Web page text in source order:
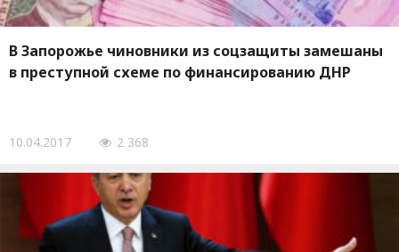
В Запорожье чиновники из соцзащиты замешаны
в преступной схеме по финансированию ДНР
10.04.2017 2 368